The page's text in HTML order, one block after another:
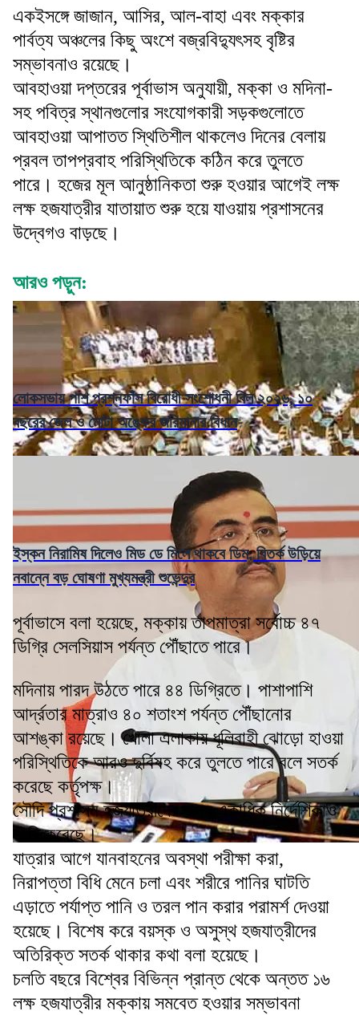
একইসঙ্গে জাজান, আসির, আল-বাহা এবং মক্কার
পার্বত্য অঞ্চলের কিছু অংশে বজ্রবিদ্যুৎসহ বৃষ্টির
সম্ভাবনাও রয়েছে।
আবহাওয়া দপ্তরের পূর্বাভাস অনুযায়ী, মক্কা ও মদিনা-
সহ পবিত্র স্থানগুলোর সংযোগকারী সড়কগুলোতে
আবহাওয়া আপাতত স্থিতিশীল থাকলেও দিনের বেলায়
প্রবল তাপপ্রবাহ পরিস্থিতিকে কঠিন করে তুলতে
পারে। হজের মূল আনুষ্ঠানিকতা শুরু হওয়ার আগেই লক্ষ
লক্ষ হজযাত্রীর যাতায়াত শুরু হয়ে যাওয়ায় প্রশাসনের
উদ্বেগও বাড়ছে।
আরও পড়ুন:
লোকসভায় পাশ প্রশ্নফাঁস বিরোধী সংশোধনী বিল ২০২৬, ১০
বছরের জেল ও মোটা অঙ্কের জরিমানার বিধান
ইস্কন নিরামিষ দিলেও মিড ডে মিলে থাকবে ডিম, বিতর্ক উড়িয়ে
নবান্নে বড় ঘোষণা মুখ্যমন্ত্রী শুভেন্দুর
পূর্বাভাসে বলা হয়েছে, মক্কায় তাপমাত্রা সর্বোচ্চ ৪৭
ডিগ্রি সেলসিয়াস পর্যন্ত পৌঁছাতে পারে।
মদিনায় পারদ উঠতে পারে ৪৪ ডিগ্রিতে। পাশাপাশি
আর্দ্রতার মাত্রাও ৪০ শতাংশ পর্যন্ত পৌঁছানোর
আশঙ্কা রয়েছে। খোলা এলাকায় ধূলিবাহী ঝোড়ো হাওয়া
পরিস্থিতিকে আরও দুর্বিষহ করে তুলতে পারে বলে সতর্ক
করেছে কর্তৃপক্ষ।
সৌদি প্রশাসন হজযাত্রীদের জন্য একাধিক নির্দেশিকাও
জারি করেছে।
যাত্রার আগে যানবাহনের অবস্থা পরীক্ষা করা,
নিরাপত্তা বিধি মেনে চলা এবং শরীরে পানির ঘাটতি
এড়াতে পর্যাপ্ত পানি ও তরল পান করার পরামর্শ দেওয়া
হয়েছে। বিশেষ করে বয়স্ক ও অসুস্থ হজযাত্রীদের
অতিরিক্ত সতর্ক থাকার কথা বলা হয়েছে।
চলতি বছরে বিশ্বের বিভিন্ন প্রান্ত থেকে অন্তত ১৬
লক্ষ হজযাত্রীর মক্কায় সমবেত হওয়ার সম্ভাবনা